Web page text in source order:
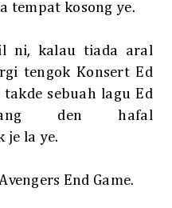
tempat kosong ye.
ni, kalau tiada aral
tengok Konsert Ed
sebuah lagu Ed
den hafal
je la ye.
End Game.